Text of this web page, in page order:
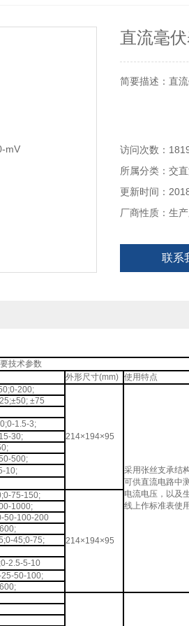
直流毫
简要描述：直
访问次数：
所属分类：交
更新时间：
厂商性质：生
联系
技术参数
外形尺寸(mm) 使用特点
200;
214×194×95
采用张丝支承结
可供直流电路中
电流电压，以及
线上作标准表使用
±75
1.5-3;
30;
500;
10;
75-150;
214×194×95
1000;
50-100-200
45;0-75;
2.5-5-10
50-100;